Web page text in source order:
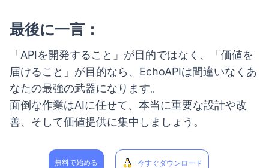
最後に一言：
「APIを開発すること」が目的ではなく、「価値を
届けること」が目的なら、EchoAPIは間違いなくあ
なたの最強の武器になります。
面倒な作業はAIに任せて、本当に重要な設計や改
善、そして価値提供に集中しましょう。
無料で始める 今すぐダウンロード